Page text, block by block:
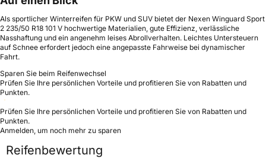
Als sportlicher Winterreifen für PKW und SUV bietet der Nexen Winguard Sport
2 235/50 R18 101 V hochwertige Materialien, gute Effizienz, verlässliche
Nasshaftung und ein angenehm leises Abrollverhalten. Leichtes Untersteuern
auf Schnee erfordert jedoch eine angepasste Fahrweise bei dynamischer
Fahrt.
Sparen Sie beim Reifenwechsel
Prüfen Sie Ihre persönlichen Vorteile und profitieren Sie von Rabatten und
Punkten.
Prüfen Sie Ihre persönlichen Vorteile und profitieren Sie von Rabatten und
Punkten.
Anmelden, um noch mehr zu sparen
Reifenbewertung